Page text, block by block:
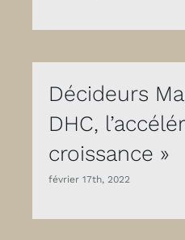
Décideurs
DHC,
croissance »
février 17th, 2022